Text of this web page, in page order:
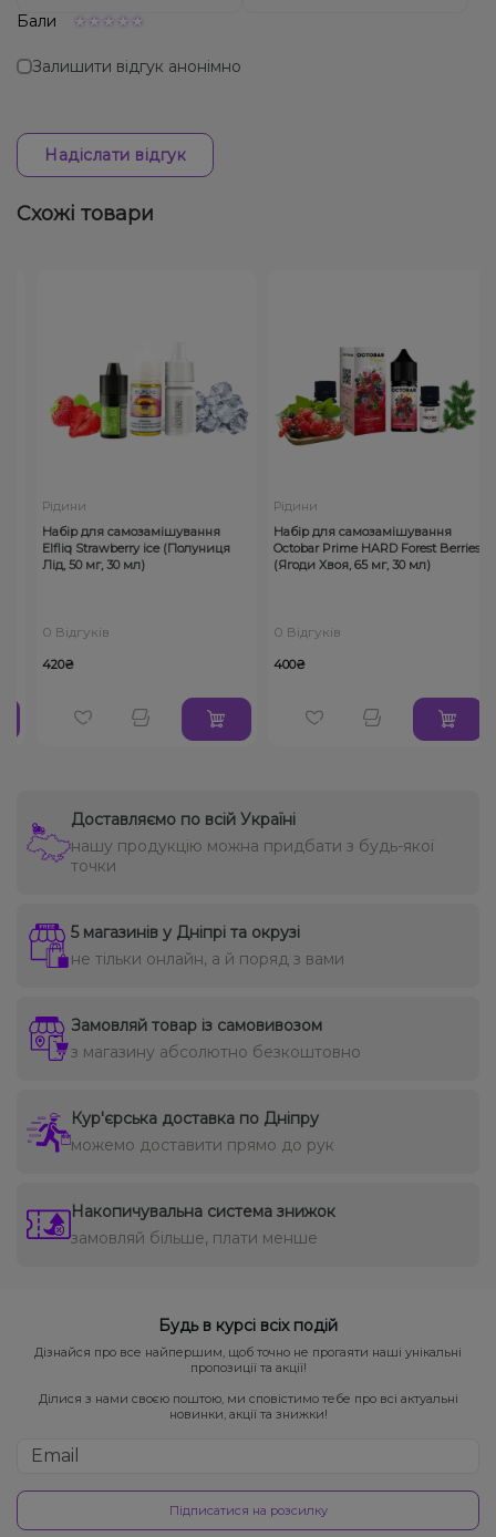
Бали
Залишити відгук анонімно
Надіслати відгук
Схожі товари
Рідини
Набір для самозамішування
Elfliq Strawberry ice (Полуниця
Лід, 50 мг, 30 мл)
0 Відгуків
420₴
Рідини
Набір для самозамішування
Octobar Prime HARD Forest Berries
(Ягоди Хвоя, 65 мг, 30 мл)
0 Відгуків
400₴
Доставляємо по всій Україні
нашу продукцію можна придбати з будь-якої
точки
5 магазинів у Дніпрі та окрузі
не тільки онлайн, а й поряд з вами
Замовляй товар із самовивозом
з магазину абсолютно безкоштовно
Кур'єрська доставка по Дніпру
можемо доставити прямо до рук
Накопичувальна система знижок
замовляй більше, плати менше
Будь в курсі всіх подій
Дізнайся про все найпершим, щоб точно не прогаяти наші унікальні
пропозиції та акції!
Ділися з нами своєю поштою, ми сповістимо тебе про всі актуальні
новинки, акції та знижки!
Підписатися на розсилку